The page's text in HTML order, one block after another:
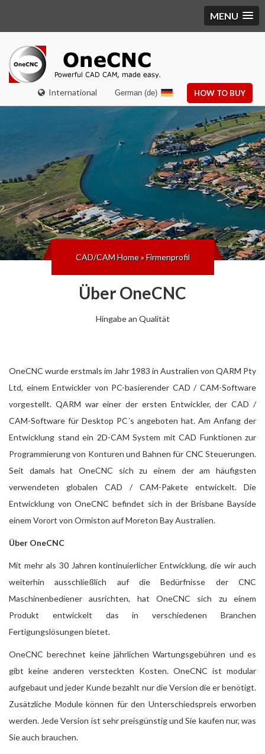
MENU
International HOW TO BUY
German (de)
CAD/CAM Home»Firmenprofil
Über OneCNC
Hingabe an Qualität
OneCNC wurde erstmals im Jahr 1983 in Australien von QARM Pty
Ltd, einem Entwickler von PC-basierender CAD / CAM-Software
vorgestellt. QARM war einer der ersten Entwickler, der CAD /
CAM-Software für Desktop PC´s angeboten hat. Am Anfang der
Entwicklung stand ein 2D-CAM System mit CAD Funktionen zur
Programmierung von Konturen und Bahnen für CNC Steuerungen.
Seit damals hat OneCNC sich zu einem der am häufigsten
verwendeten globalen CAD / CAM-Pakete entwickelt. Die
Entwicklung von OneCNC befindet sich in der Brisbane Bayside
einem Vorort von Ormiston auf Moreton Bay Australien.
Über OneCNC
Mit mehr als 30 Jahren kontinuierlicher Entwicklung, die wir auch
weiterhin ausschließlich auf die Bedürfnisse der CNC
Maschinenbediener ausrichten, hat OneCNC sich zu einem
Produkt entwickelt das in verschiedenen Branchen
Fertigungslösungen bietet.
OneCNC berechnet keine jährlichen Wartungsgebühren und es
gibt keine anderen versteckten Kosten. OneCNC ist modular
aufgebaut und jeder Kunde bezahlt nur die Version die er benötigt.
Zusätzliche Module können für den Unterschiedspreis erworben
werden. Jede Version ist sehr preisgünstig und Sie kaufen nur, was
Sie auch brauchen.